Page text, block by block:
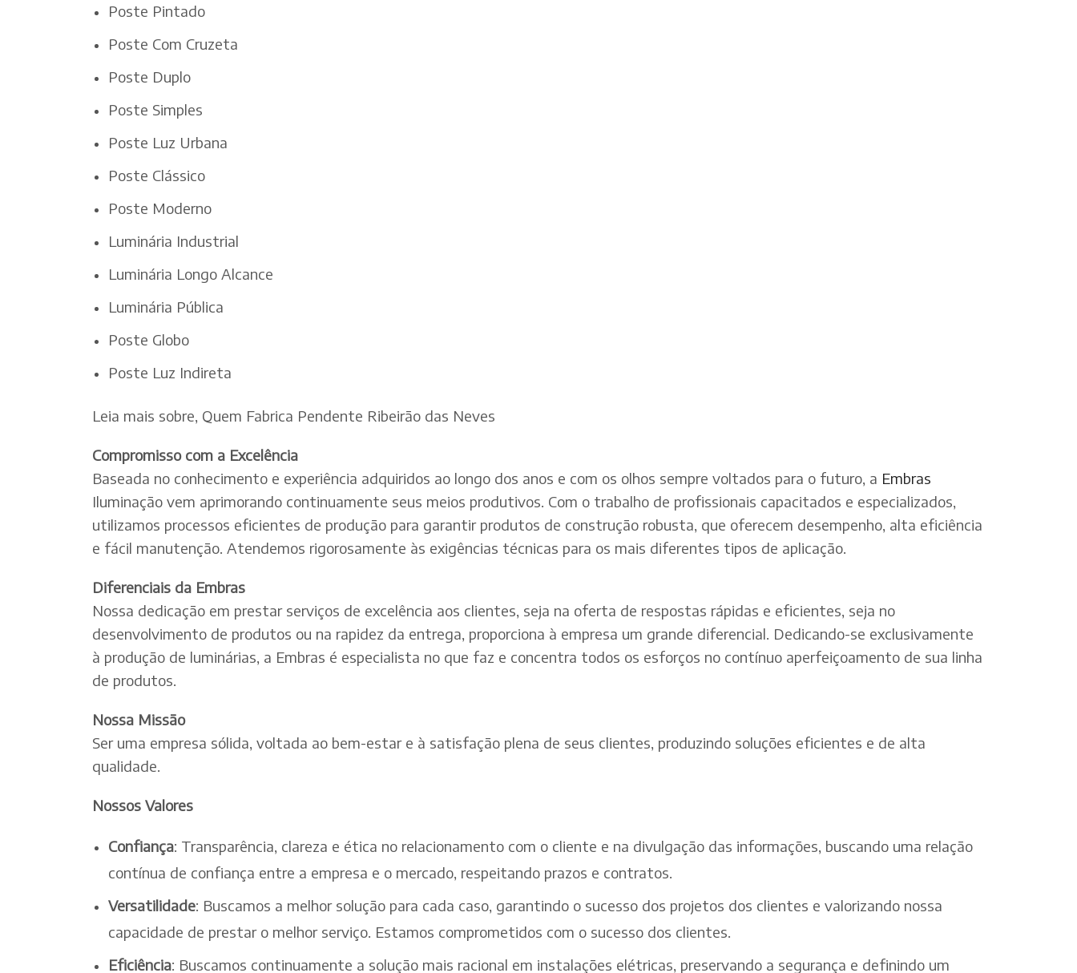
Poste Pintado
Poste Com Cruzeta
Poste Duplo
Poste Simples
Poste Luz Urbana
Poste Clássico
Poste Moderno
Luminária Industrial
Luminária Longo Alcance
Luminária Pública
Poste Globo
Poste Luz Indireta
Leia mais sobre, Quem Fabrica Pendente Ribeirão das Neves
Compromisso com a Excelência
Baseada no conhecimento e experiência adquiridos ao longo dos anos e com os olhos sempre voltados para o futuro, a Embras
Iluminação vem aprimorando continuamente seus meios produtivos. Com o trabalho de profissionais capacitados e especializados,
utilizamos processos eficientes de produção para garantir produtos de construção robusta, que oferecem desempenho, alta eficiência
e fácil manutenção. Atendemos rigorosamente às exigências técnicas para os mais diferentes tipos de aplicação.
Diferenciais da Embras
Nossa dedicação em prestar serviços de excelência aos clientes, seja na oferta de respostas rápidas e eficientes, seja no
desenvolvimento de produtos ou na rapidez da entrega, proporciona à empresa um grande diferencial. Dedicando-se exclusivamente
à produção de luminárias, a Embras é especialista no que faz e concentra todos os esforços no contínuo aperfeiçoamento de sua linha
de produtos.
Nossa Missão
Ser uma empresa sólida, voltada ao bem-estar e à satisfação plena de seus clientes, produzindo soluções eficientes e de alta
qualidade.
Nossos Valores
Confiança: Transparência, clareza e ética no relacionamento com o cliente e na divulgação das informações, buscando uma relação
contínua de confiança entre a empresa e o mercado, respeitando prazos e contratos.
Versatilidade: Buscamos a melhor solução para cada caso, garantindo o sucesso dos projetos dos clientes e valorizando nossa
capacidade de prestar o melhor serviço. Estamos comprometidos com o sucesso dos clientes.
Eficiência: Buscamos continuamente a solução mais racional em instalações elétricas, preservando a segurança e definindo um